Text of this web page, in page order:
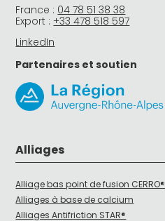
France : 04 78 51 38 38
Export : +33 478 518 597
LinkedIn
Partenaires et soutien
Alliages
Alliage bas point de fusion CERRO®
Alliages à base de calcium
Alliages Antifriction STAR®